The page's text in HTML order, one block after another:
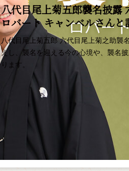
八代目尾上菊五郎襲名披露
ロバート キャンベルさん
八代目尾上菊五郎 六代目尾上菊之助襲
えし、襲名を迎える今の心境や、襲名
ります。